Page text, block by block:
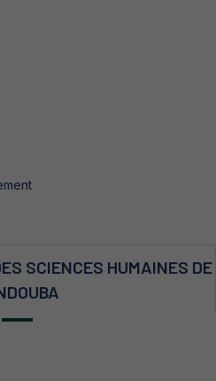
SCIENCES HUMAINES DE